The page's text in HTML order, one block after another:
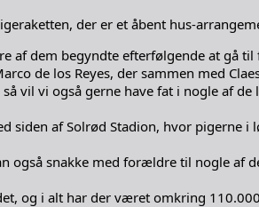
der er et åbent hus-
af dem begyndte efterfølgende at gå til
de los Reyes, der sammen med
vil vi også gerne have fat i nogle af
af Solrød Stadion, hvor pigerne
snakke med forældre til nogle af
og i alt har der været omkring